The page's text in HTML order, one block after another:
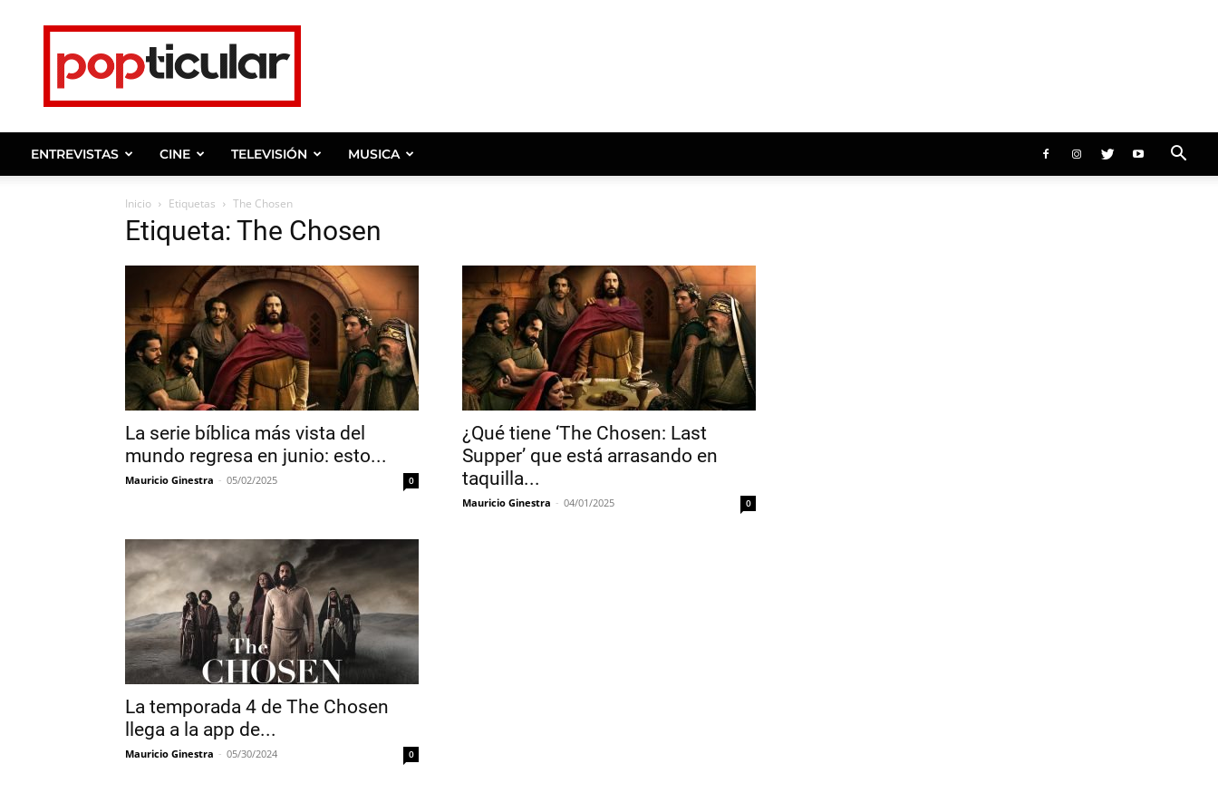
Noticias
de
y
celebridades.
ENTREVISTAS CINE TELEVISIÓN MUSICA
Inicio Etiquetas The Chosen
Etiqueta: The Chosen
La serie bíblica más vista del
mundo regresa en junio: esto...
Mauricio Ginestra - 05/02/2025 0
¿Qué tiene ‘The Chosen: Last
Supper’ que está arrasando en
taquilla...
Mauricio Ginestra - 04/01/2025 0
La temporada 4 de The Chosen
llega a la app de...
Mauricio Ginestra - 05/30/2024 0